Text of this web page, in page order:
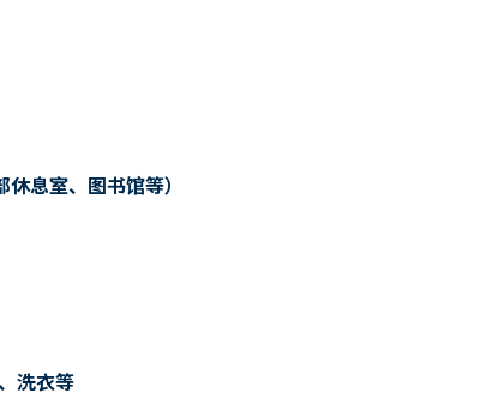
息室、图书馆等）
洗衣等